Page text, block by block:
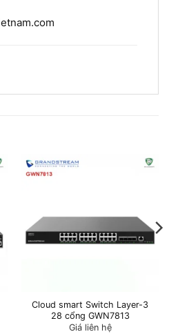
Cloud smart Switch Layer-3
28 cổng GWN7813
Giá liên hệ